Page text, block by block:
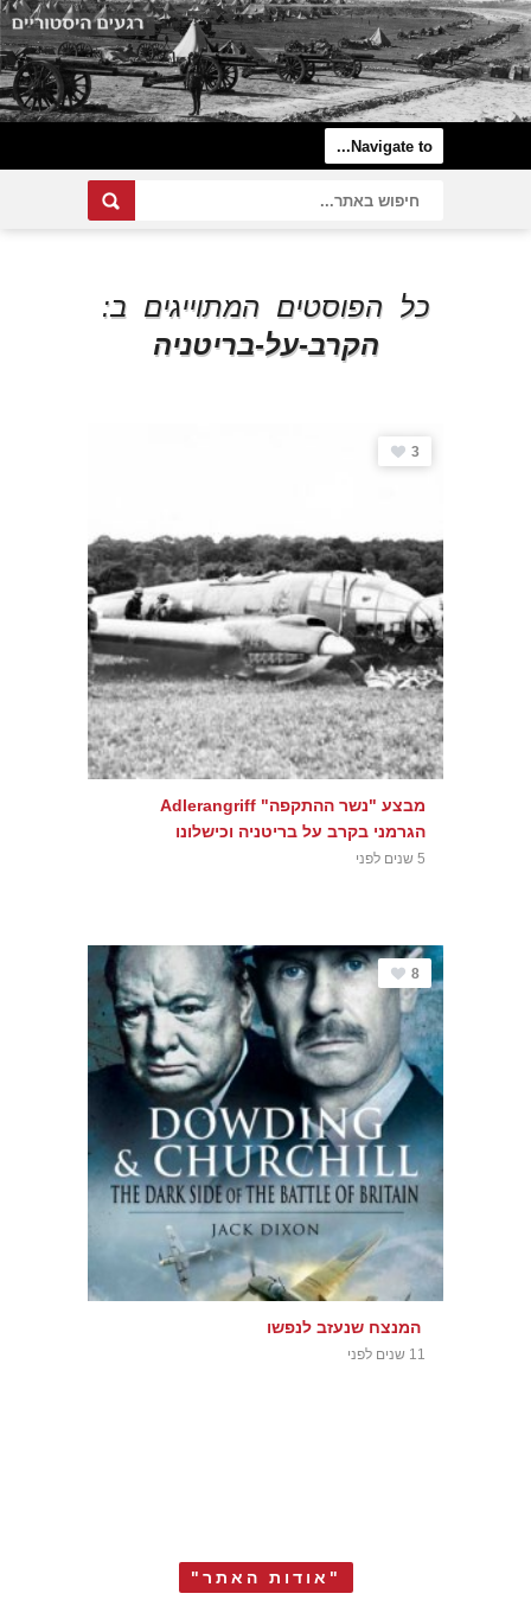
כל הפוסטים המתוייגים ב:
הקרב-על-בריטניה
3
מבצע "נשר ההתקפה" Adlerangriff
הגרמני בקרב על בריטניה וכישלונו
5 שנים לפני
8
המנצח שנעזב לנפשו
11 שנים לפני
"אודות האתר"